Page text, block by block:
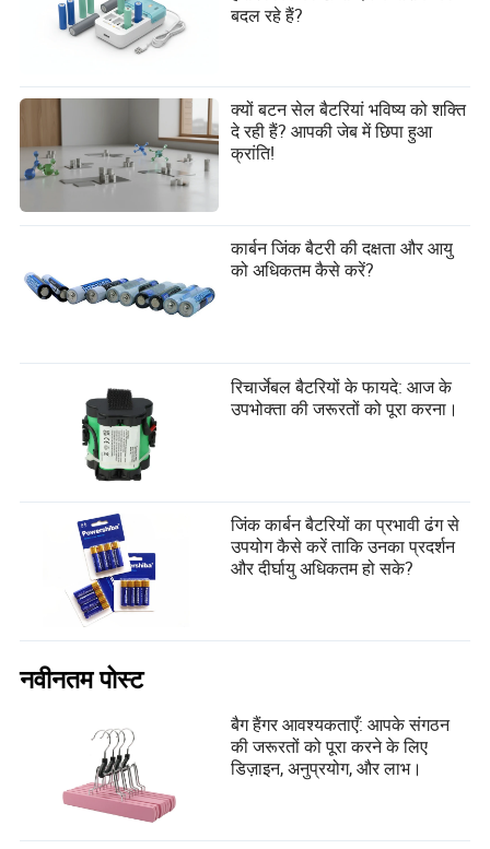
बदल रहे हैं?
क्यों बटन सेल बैटरियां भविष्य को शक्ति
दे रही हैं? आपकी जेब में छिपा हुआ
क्रांति!
कार्बन जिंक बैटरी की दक्षता और आयु
को अधिकतम कैसे करें?
रिचार्जेबल बैटरियों के फायदे: आज के
उपभोक्ता की जरूरतों को पूरा करना।
जिंक कार्बन बैटरियों का प्रभावी ढंग से
उपयोग कैसे करें ताकि उनका प्रदर्शन
और दीर्घायु अधिकतम हो सके?
नवीनतम पोस्ट
बैग हैंगर आवश्यकताएँ: आपके संगठन
की जरूरतों को पूरा करने के लिए
डिज़ाइन, अनुप्रयोग, और लाभ।